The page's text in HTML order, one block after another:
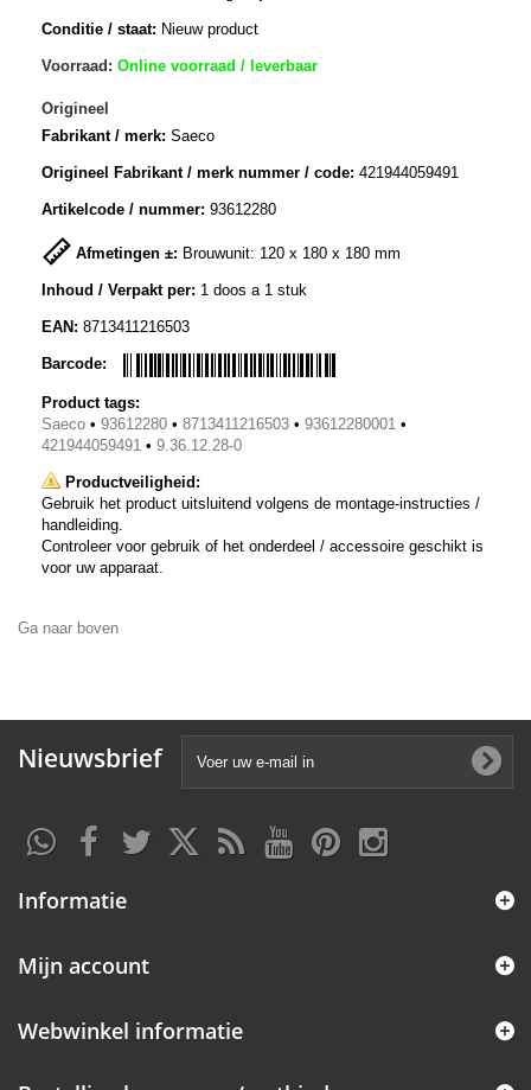
Conditie / staat: Nieuw product
Voorraad: Online voorraad / leverbaar
Origineel
Fabrikant / merk: Saeco
Origineel Fabrikant / merk nummer / code: 421944059491
Artikelcode / nummer: 93612280
Afmetingen ±: Brouwunit: 120 x 180 x 180 mm
Inhoud / Verpakt per: 1 doos a 1 stuk
EAN: 8713411216503
Barcode:
Product tags:
Saeco • 93612280 • 8713411216503 • 93612280001 •
421944059491 • 9.36.12.28-0
Productveiligheid:
Gebruik het product uitsluitend volgens de montage-instructies /
handleiding.
Controleer voor gebruik of het onderdeel / accessoire geschikt is
voor uw apparaat.
Ga naar boven
Nieuwsbrief
Informatie
Mijn account
Webwinkel informatie